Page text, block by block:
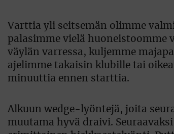
Varttia yli seitsemän olimme
palasimme vielä huoneistoomme
väylän varressa, kuljemme
ajelimme takaisin klubille tai
minuuttia ennen starttia.
Alkuun wedge-lyöntejä, joita
muutama hyvä draivi.